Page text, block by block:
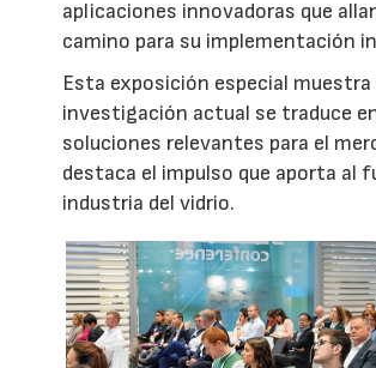
aplicaciones innovadoras que
camino para su implementación
Esta exposición especial muestra
investigación actual se traduce
soluciones relevantes para el
destaca el impulso que aporta al
industria del vidrio.